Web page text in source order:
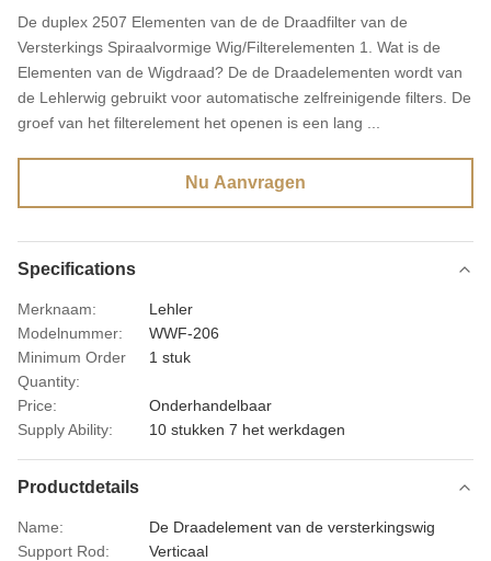
De duplex 2507 Elementen van de de Draadfilter van de
Versterkings Spiraalvormige Wig/Filterelementen 1. Wat is de
Elementen van de Wigdraad? De de Draadelementen wordt van
de Lehlerwig gebruikt voor automatische zelfreinigende filters. De
groef van het filterelement het openen is een lang ...
Nu Aanvragen
Specifications
Merknaam:
Lehler
Modelnummer:
WWF-206
Minimum Order
Quantity:
1 stuk
Price:
Onderhandelbaar
Supply Ability:
10 stukken 7 het werkdagen
Productdetails
Name:
De Draadelement van de versterkingswig
Support Rod:
Verticaal